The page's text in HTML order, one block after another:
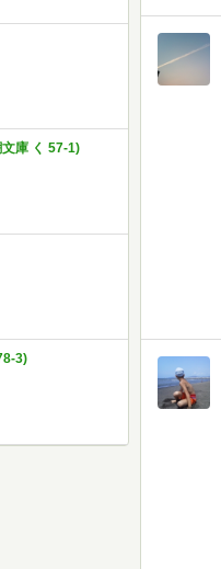
庫 く 57-1)
3)